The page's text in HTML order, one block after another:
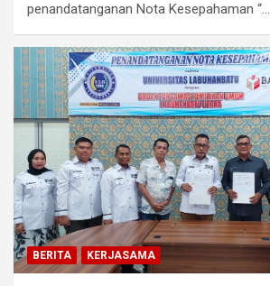
penandatanganan Nota Kesepahaman “…
BERITA KERJASAMA